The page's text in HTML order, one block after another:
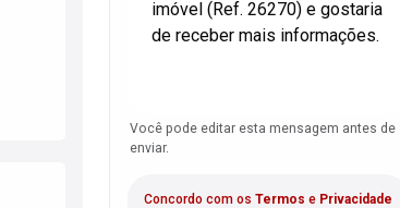
Você pode editar esta mensagem antes de
enviar.
Concordo com os Termos e Privacidade